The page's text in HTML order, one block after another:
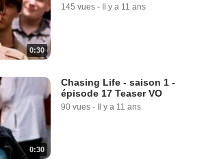
0:30
145 vues - Il y a 11 ans
0:30
Chasing Life - saison 1 -
épisode 17 Teaser VO
90 vues - Il y a 11 ans